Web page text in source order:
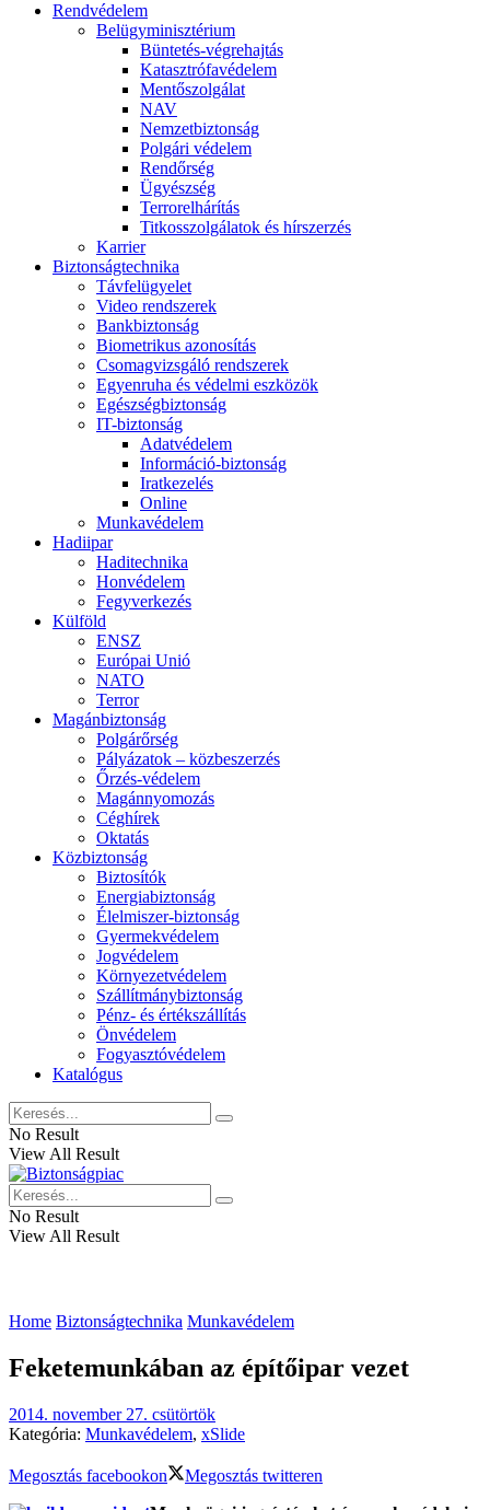
Rendvédelem
Belügyminisztérium
Büntetés-végrehajtás
Katasztrófavédelem
Mentőszolgálat
NAV
Nemzetbiztonság
Polgári védelem
Rendőrség
Ügyészség
Terrorelhárítás
Titkosszolgálatok és hírszerzés
Karrier
Biztonságtechnika
Távfelügyelet
Video rendszerek
Bankbiztonság
Biometrikus azonosítás
Csomagvizsgáló rendszerek
Egyenruha és védelmi eszközök
Egészségbiztonság
IT-biztonság
Adatvédelem
Információ-biztonság
Iratkezelés
Online
Munkavédelem
Hadiipar
Haditechnika
Honvédelem
Fegyverkezés
Külföld
ENSZ
Európai Unió
NATO
Terror
Magánbiztonság
Polgárőrség
Pályázatok – közbeszerzés
Őrzés-védelem
Magánnyomozás
Céghírek
Oktatás
Közbiztonság
Biztosítók
Energiabiztonság
Élelmiszer-biztonság
Gyermekvédelem
Jogvédelem
Környezetvédelem
Szállítmánybiztonság
Pénz- és értékszállítás
Önvédelem
Fogyasztóvédelem
Katalógus
No Result
View All Result
No Result
View All Result
Home Biztonságtechnika Munkavédelem
Feketemunkában az építőipar vezet
2014. november 27. csütörtök
Kategória: Munkavédelem, xSlide
Megosztás facebookon
Megosztás twitteren